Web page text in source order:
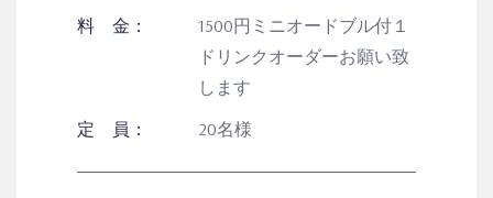
料 金：
1500円ミニオードブル付１
ドリンクオーダーお願い致
します
定 員：
20名様